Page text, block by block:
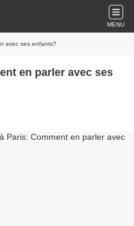
MENU
avec ses enfants?
en parler avec ses